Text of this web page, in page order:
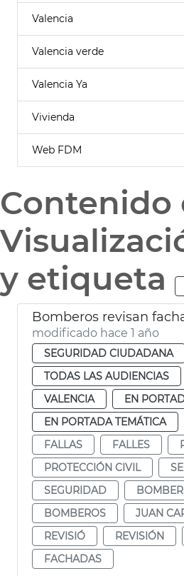
Valencia
Valencia verde
Valencia Ya
Vivienda
Web FDM
Contenido
y etiqueta
modificado hace 1 año
SEGURIDAD CIUDADANA
TODAS LAS AUDIENCIAS
VALENCIA
EN
EN PORTADA TEMÁTICA
FALLAS
FALLES
PROTECCIÓN CIVIL
SEGURIDAD
BOMBEROS
JUAN
REVISIÓ
REVISIÓN
FACHADAS